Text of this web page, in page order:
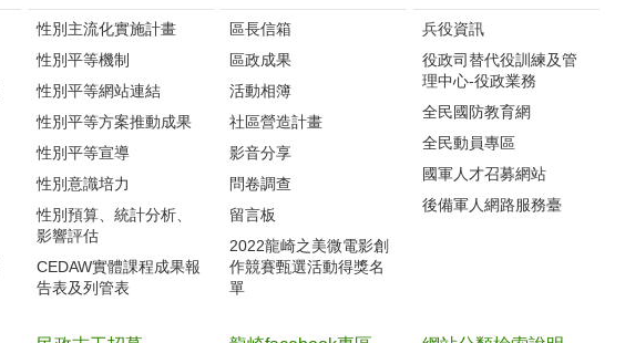
性別主流化實施計畫
性別平等機制
性別平等網站連結
性別平等方案推動成果
性別平等宣導
性別意識培力
性別預算、統計分析、
影響評估
CEDAW實體課程成果報
告表及列管表
區長信箱
區政成果
活動相簿
社區營造計畫
影音分享
問卷調查
留言板
2022龍崎之美微電影創
作競賽甄選活動得獎名
單
兵役資訊
役政司替代役訓練及管
理中心-役政業務
全民國防教育網
全民動員專區
國軍人才召募網站
後備軍人網路服務臺